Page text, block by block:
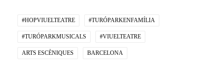
#HOPVIUELTEATRE #TURÓPARKENFAMÍLIA
#TURÓPARKMUSICALS #VIUELTEATRE
ARTS ESCÈNIQUES BARCELONA